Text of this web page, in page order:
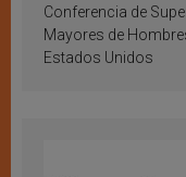
Conferencia de
Mayores de
Estados Unidos